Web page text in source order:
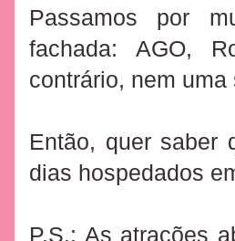
Passamos por
fachada: AGO,
contrário, nem
Então, quer saber
dias hospedados
P.S.: As atrações